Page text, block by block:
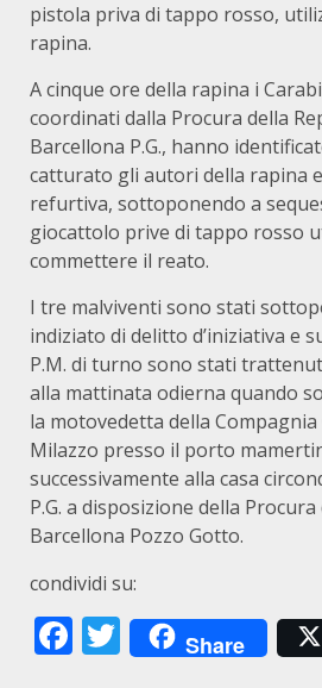
pistola priva di tappo rosso,
rapina.
A cinque ore della rapina i
coordinati dalla Procura della
Barcellona P.G., hanno
catturato gli autori della rapina
refurtiva, sottoponendo a
giocattolo prive di tappo rosso
commettere il reato.
I tre malviventi sono stati
indiziato di delitto d’iniziativa e
P.M. di turno sono stati
alla mattinata odierna quando
la motovedetta della
Milazzo presso il porto
successivamente alla casa
P.G. a disposizione della
Barcellona Pozzo Gotto.
condividi su:
Facebook
Twitter
Share